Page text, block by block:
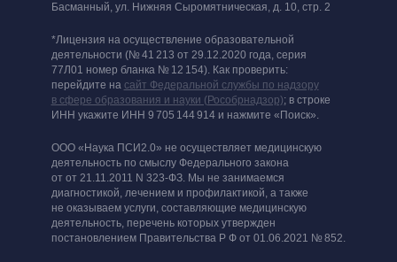
*Лицензия на осуществление образовательной
деятельности (№ 41 213 от 29.12.2020 года, серия
77Л01 номер бланка № 12 154). Как проверить:
перейдите на сайт Федеральной службы по надзору
в сфере образования и науки (Рособрнадзор); в строке
ИНН укажите ИНН 9 705 144 914 и нажмите «Поиск».
ООО «Наука ПСИ2.0» не осуществляет медицинскую
деятельность по смыслу Федерального закона
от от 21.11.2011 N 323-ФЗ. Мы не занимаемся
диагностикой, лечением и профилактикой, а также
не оказываем услуги, составляющие медицинскую
деятельность, перечень которых утвержден
постановлением Правительства Р Ф от 01.06.2021 № 852.
Басманный, ул. Нижняя Сыромятническая, д. 10, стр. 2